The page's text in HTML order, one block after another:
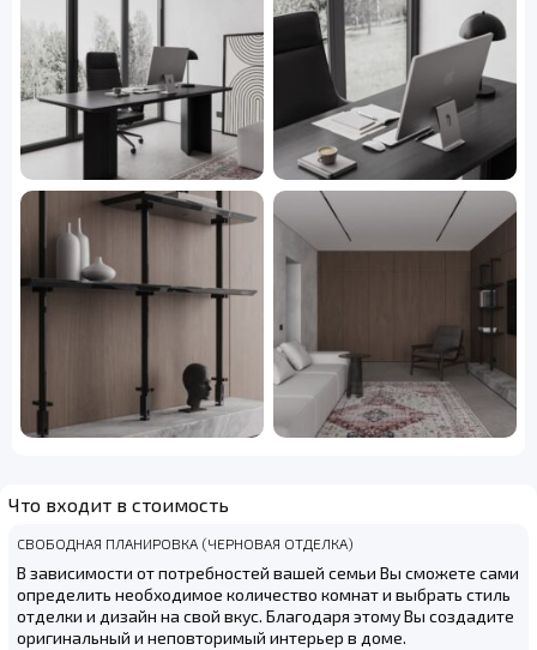
Что входит в стоимость
СВОБОДНАЯ ПЛАНИРОВКА (ЧЕРНОВАЯ ОТДЕЛКА)
В зависимости от потребностей вашей семьи Вы сможете сами
определить необходимое количество комнат и выбрать стиль
отделки и дизайн на свой вкус. Благодаря этому Вы создадите
оригинальный и неповторимый интерьер в доме.